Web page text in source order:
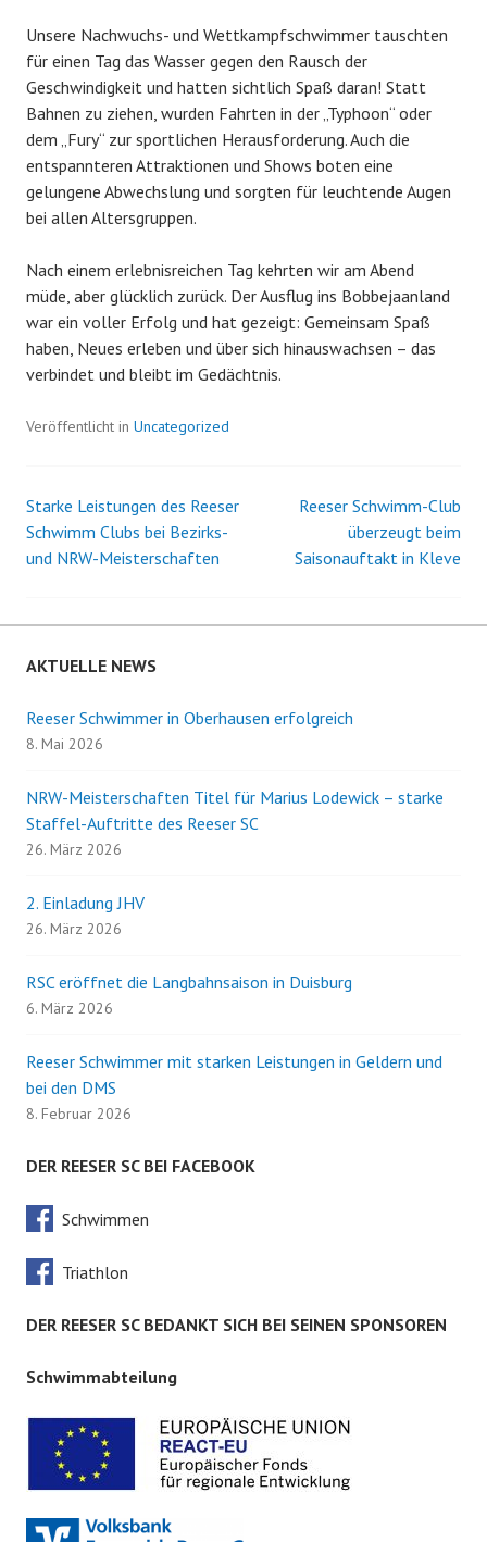
Unsere Nachwuchs- und Wettkampfschwimmer tauschten
für einen Tag das Wasser gegen den Rausch der
Geschwindigkeit und hatten sichtlich Spaß daran! Statt
Bahnen zu ziehen, wurden Fahrten in der „Typhoon“ oder
dem „Fury“ zur sportlichen Herausforderung. Auch die
entspannteren Attraktionen und Shows boten eine
gelungene Abwechslung und sorgten für leuchtende Augen
bei allen Altersgruppen.
Nach einem erlebnisreichen Tag kehrten wir am Abend
müde, aber glücklich zurück. Der Ausflug ins Bobbejaanland
war ein voller Erfolg und hat gezeigt: Gemeinsam Spaß
haben, Neues erleben und über sich hinauswachsen – das
verbindet und bleibt im Gedächtnis.
Veröffentlicht in Uncategorized
Beitrags-
Navigation
Starke Leistungen des Reeser
Schwimm Clubs bei Bezirks-
und NRW-Meisterschaften
Reeser Schwimm-Club
überzeugt beim
Saisonauftakt in Kleve
AKTUELLE NEWS
Reeser Schwimmer in Oberhausen erfolgreich
8. Mai 2026
NRW-Meisterschaften Titel für Marius Lodewick – starke
Staffel-Auftritte des Reeser SC
26. März 2026
2. Einladung JHV
26. März 2026
RSC eröffnet die Langbahnsaison in Duisburg
6. März 2026
Reeser Schwimmer mit starken Leistungen in Geldern und
bei den DMS
8. Februar 2026
DER REESER SC BEI FACEBOOK
Schwimmen
Triathlon
DER REESER SC BEDANKT SICH BEI SEINEN SPONSOREN
Schwimmabteilung